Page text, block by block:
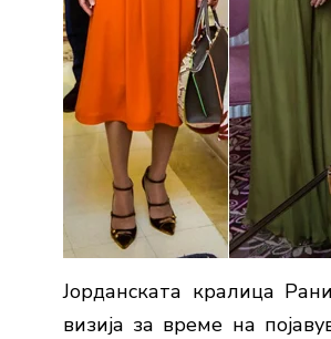
Јорданската кралица
визија за време на